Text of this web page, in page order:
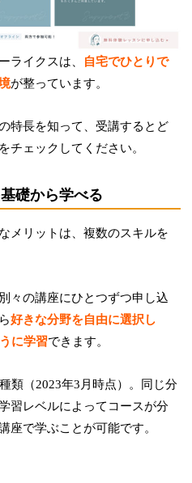
ライクスは、
自宅でひとりで
が整っています。
特長を知って、受講するとど
チェックしてください。
礎から学べる
メリットは、複数のスキルを
々の講座にひとつずつ申し込
好きな分野を自由に選択し
に学習できます。
類（2023年3月時点）。同じ分
習レベルによってコースが分
座で学ぶことが可能です。